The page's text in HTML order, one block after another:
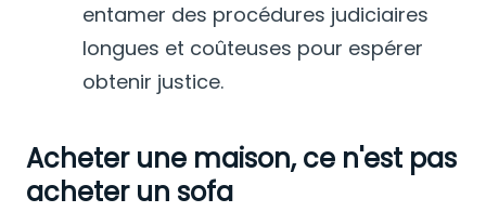
entamer des procédures judiciaires
longues et coûteuses pour espérer
obtenir justice.
Acheter une maison, ce n'est pas
acheter un sofa